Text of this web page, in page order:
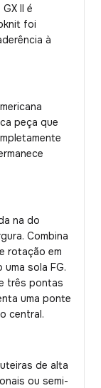
II é
foi
à
peça que
na do
Combina
rotação em
sola FG.
três pontas
uma ponte
central.
de alta
ou semi-